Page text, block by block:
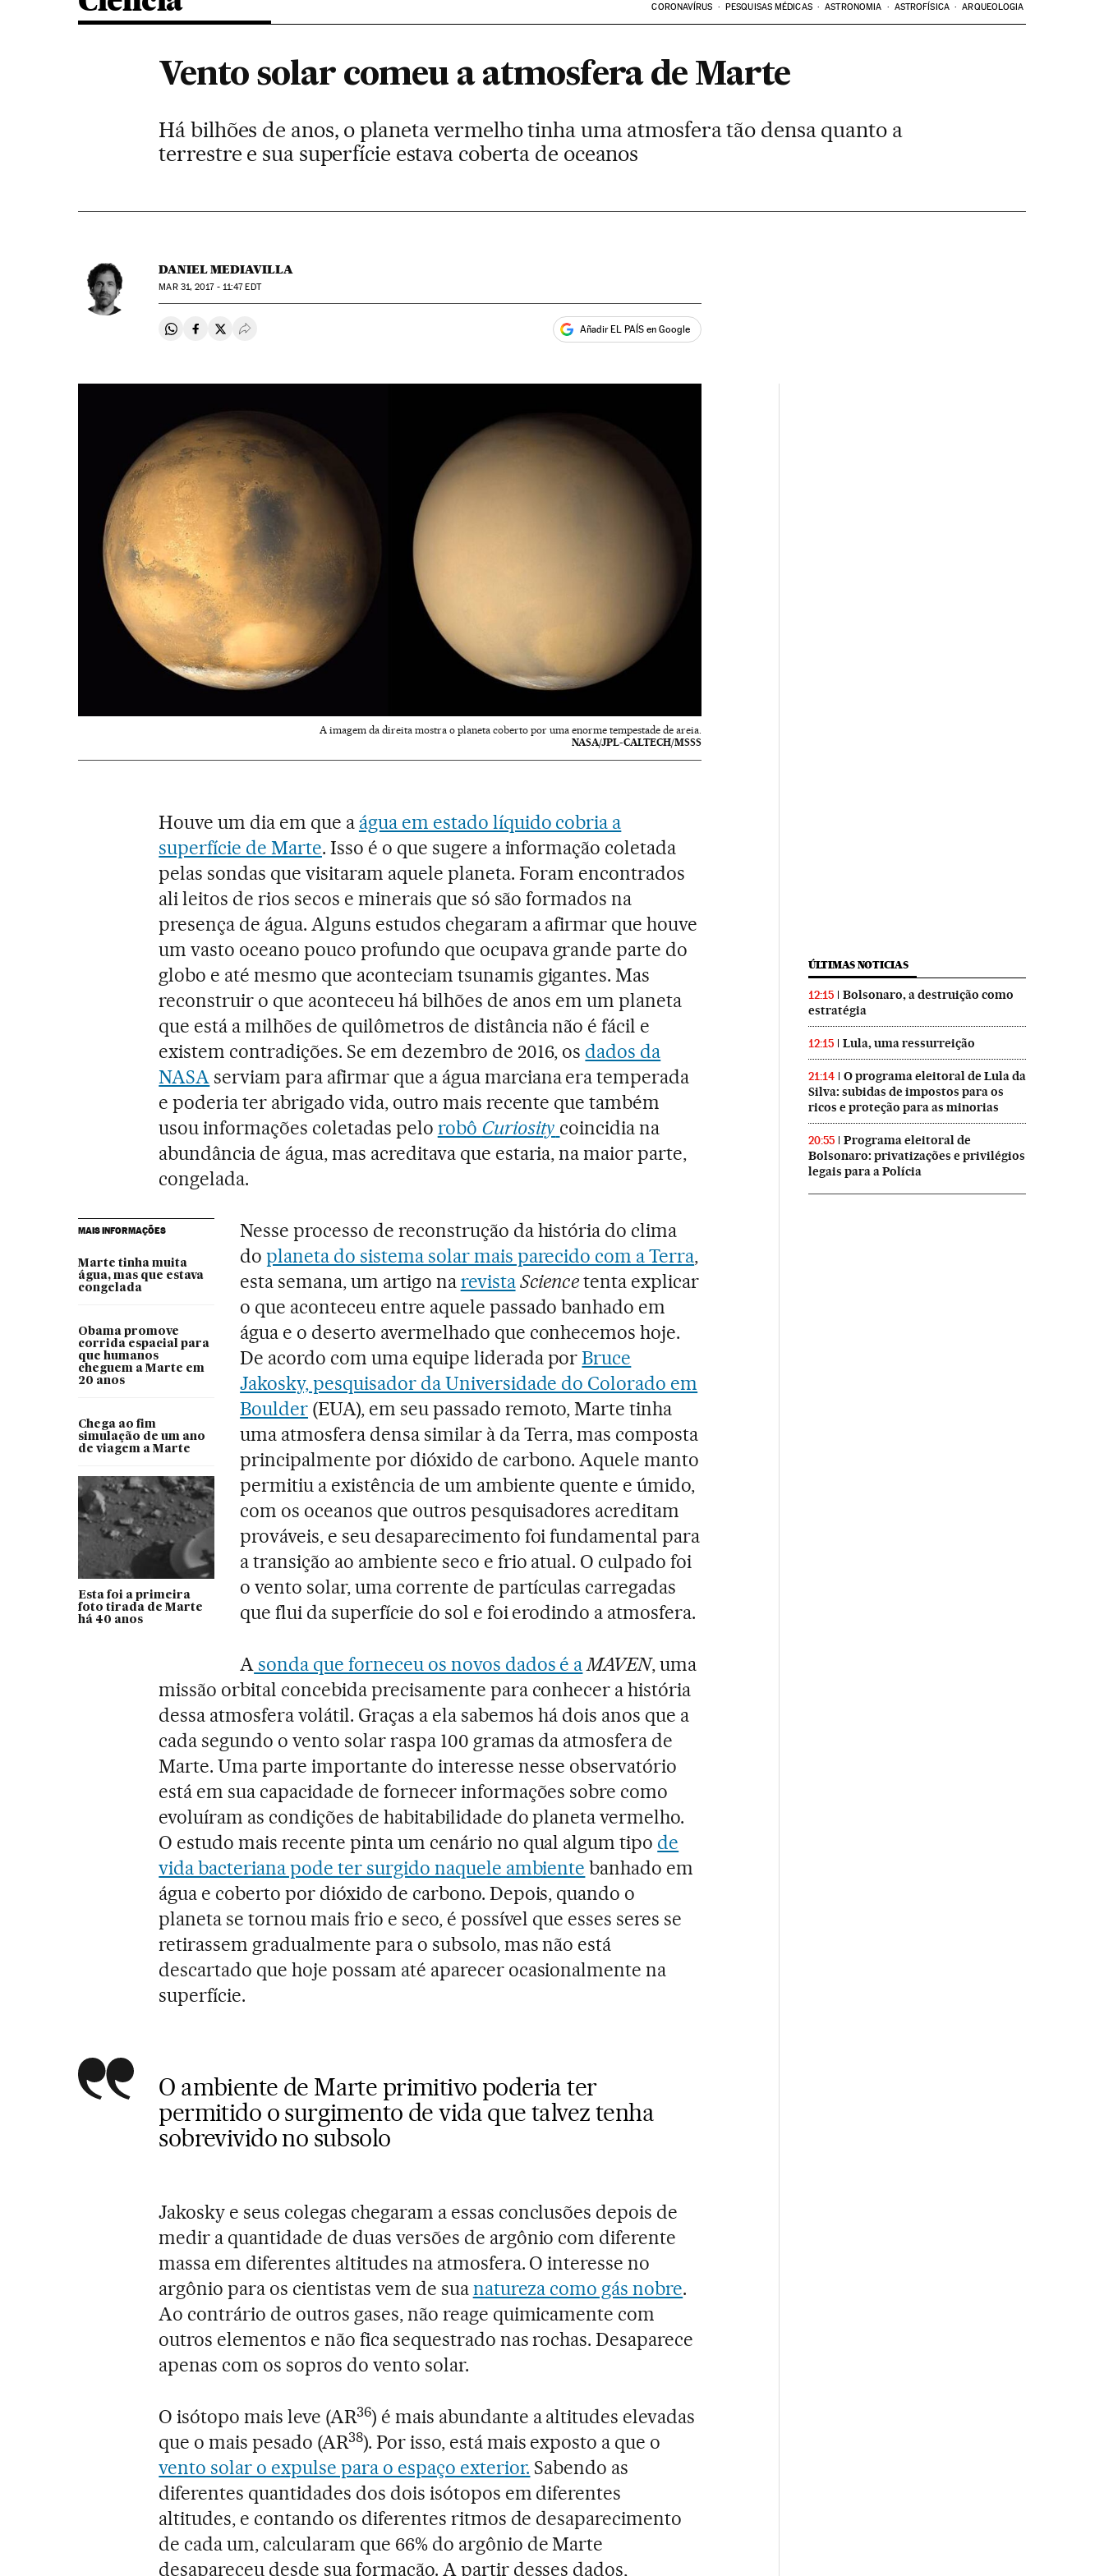
CORONAVÍRUS PESQUISAS MÉDICAS ASTRONOMIA ASTROFÍSICA ARQUEOLOGIA
Vento solar comeu a atmosfera de Marte
Há bilhões de anos, o planeta vermelho tinha uma atmosfera tão densa quanto a
terrestre e sua superfície estava coberta de oceanos
DANIEL MEDIAVILLA
MAR31, 2017 - 11:47EDT
Compartir en Whatsapp
Compartir en Facebook
Compartir en Twitter
Desplegar Redes Sociales Añadir EL PAÍS en Google
A imagem da direita mostra o planeta coberto por uma enorme tempestade de areia.
NASA/JPL-CALTECH/MSSS
Houve um dia em que a água em estado líquido cobria a
superfície de Marte. Isso é o que sugere a informação coletada
pelas sondas que visitaram aquele planeta. Foram encontrados
ali leitos de rios secos e minerais que só são formados na
presença de água. Alguns estudos chegaram a afirmar que houve
um vasto oceano pouco profundo que ocupava grande parte do
globo e até mesmo que aconteciam tsunamis gigantes. Mas
reconstruir o que aconteceu há bilhões de anos em um planeta
que está a milhões de quilômetros de distância não é fácil e
existem contradições. Se em dezembro de 2016, os dados da
NASA serviam para afirmar que a água marciana era temperada
e poderia ter abrigado vida, outro mais recente que também
usou informações coletadas pelo robô Curiosity coincidia na
abundância de água, mas acreditava que estaria, na maior parte,
congelada.
MAIS INFORMAÇÕES
Marte tinha muita
água, mas que estava
congelada
Obama promove
corrida espacial para
que humanos
cheguem a Marte em
20 anos
Chega ao fim
simulação de um ano
de viagem a Marte
Esta foi a primeira
foto tirada de Marte
há 40 anos
Nesse processo de reconstrução da história do clima
doplaneta do sistema solar mais parecido com a Terra,
esta semana, um artigo narevistaSciencetenta explicar
o que aconteceu entre aquele passado banhado em
água e o deserto avermelhado que conhecemos hoje.
De acordo com uma equipe liderada porBruce
Jakosky, pesquisador da Universidade do Colorado em
Boulder (EUA), em seu passado remoto, Marte tinha
uma atmosfera densa similar à da Terra, mas composta
principalmente por dióxido de carbono. Aquele manto
permitiu a existência de um ambiente quente e úmido,
com os oceanos que outros pesquisadores acreditam
prováveis, e seu desaparecimento foi fundamental para
a transição ao ambiente seco e frio atual. O culpado foi
o vento solar, uma corrente de partículas carregadas
que flui da superfície do sol e foi erodindo a atmosfera.
Asonda que forneceu os novos dados é aMAVEN, uma
missão orbital concebida precisamente para conhecer a história
dessa atmosfera volátil. Graças a ela sabemos há dois anos que a
cada segundo o vento solar raspa 100 gramas da atmosfera de
Marte. Uma parte importante do interesse nesse observatório
está em sua capacidade de fornecer informações sobre como
evoluíram as condições de habitabilidade do planeta vermelho.
O estudo mais recente pinta um cenário no qual algum tipo de
vida bacteriana pode ter surgido naquele ambiente banhado em
água e coberto por dióxido de carbono. Depois, quando o
planeta se tornou mais frio e seco, é possível que esses seres se
retirassem gradualmente para o subsolo, mas não está
descartado que hoje possam até aparecer ocasionalmente na
superfície.
O ambiente de Marte primitivo poderia ter
permitido o surgimento de vida que talvez tenha
sobrevivido no subsolo
Jakosky e seus colegas chegaram a essas conclusões depois de
medir a quantidade de duas versões de argônio com diferente
massa em diferentes altitudes na atmosfera. O interesse no
argônio para os cientistas vem de suanatureza como gás nobre.
Ao contrário de outros gases, não reage quimicamente com
outros elementos e não fica sequestrado nas rochas. Desaparece
apenas com os sopros do vento solar.
O isótopo mais leve (AR36) é mais abundante a altitudes elevadas
que o mais pesado (AR38). Por isso, está mais exposto a que o
vento solar o expulse para o espaço exterior. Sabendo as
diferentes quantidades dos dois isótopos em diferentes
altitudes, e contando os diferentes ritmos de desaparecimento
de cada um, calcularam que 66% do argônio de Marte
desapareceu desde sua formação. A partir desses dados,
ÚLTIMAS NOTICIAS
12:15
Bolsonaro, a destruição como
estratégia
12:15 Lula, uma ressurreição
21:14
O programa eleitoral de Lula da
Silva: subidas de impostos para os
ricos e proteção para as minorias
20:55
Programa eleitoral de
Bolsonaro: privatizações e privilégios
legais para a Polícia